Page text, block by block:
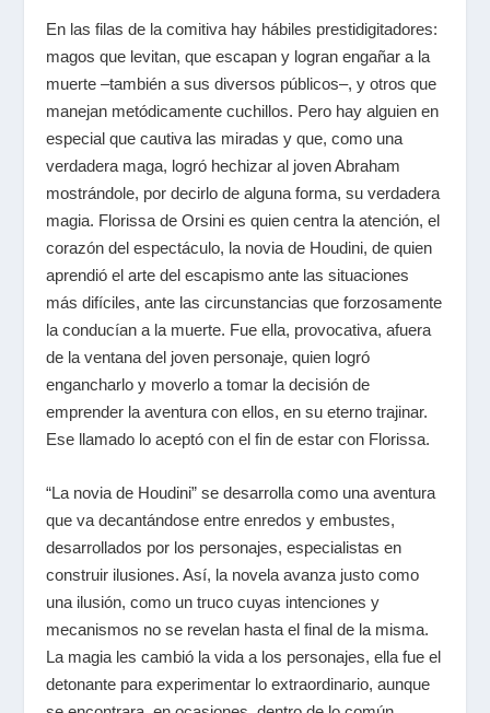
En las filas de la comitiva hay hábiles prestidigitadores:
magos que levitan, que escapan y logran engañar a la
muerte –también a sus diversos públicos–, y otros que
manejan metódicamente cuchillos. Pero hay alguien en
especial que cautiva las miradas y que, como una
verdadera maga, logró hechizar al joven Abraham
mostrándole, por decirlo de alguna forma, su verdadera
magia. Florissa de Orsini es quien centra la atención, el
corazón del espectáculo, la novia de Houdini, de quien
aprendió el arte del escapismo ante las situaciones
más difíciles, ante las circunstancias que forzosamente
la conducían a la muerte. Fue ella, provocativa, afuera
de la ventana del joven personaje, quien logró
engancharlo y moverlo a tomar la decisión de
emprender la aventura con ellos, en su eterno trajinar.
Ese llamado lo aceptó con el fin de estar con Florissa.
“La novia de Houdini” se desarrolla como una aventura
que va decantándose entre enredos y embustes,
desarrollados por los personajes, especialistas en
construir ilusiones. Así, la novela avanza justo como
una ilusión, como un truco cuyas intenciones y
mecanismos no se revelan hasta el final de la misma.
La magia les cambió la vida a los personajes, ella fue el
detonante para experimentar lo extraordinario, aunque